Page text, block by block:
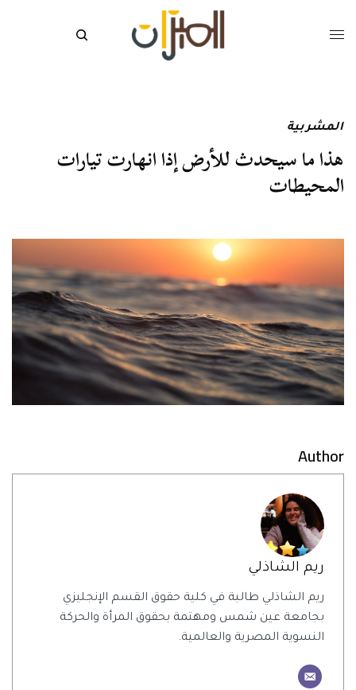
المشربية
هذا ما سيحدث للأرض إذا انهارت تيارات
المحيطات
Author
ريم الشاذلي
ريم الشاذلي طالبة في كلية حقوق القسم الإنجليزي
بجامعة عين شمس ومهتمة بحقوق المرأة والحركة
النسوية المصرية والعالمية.